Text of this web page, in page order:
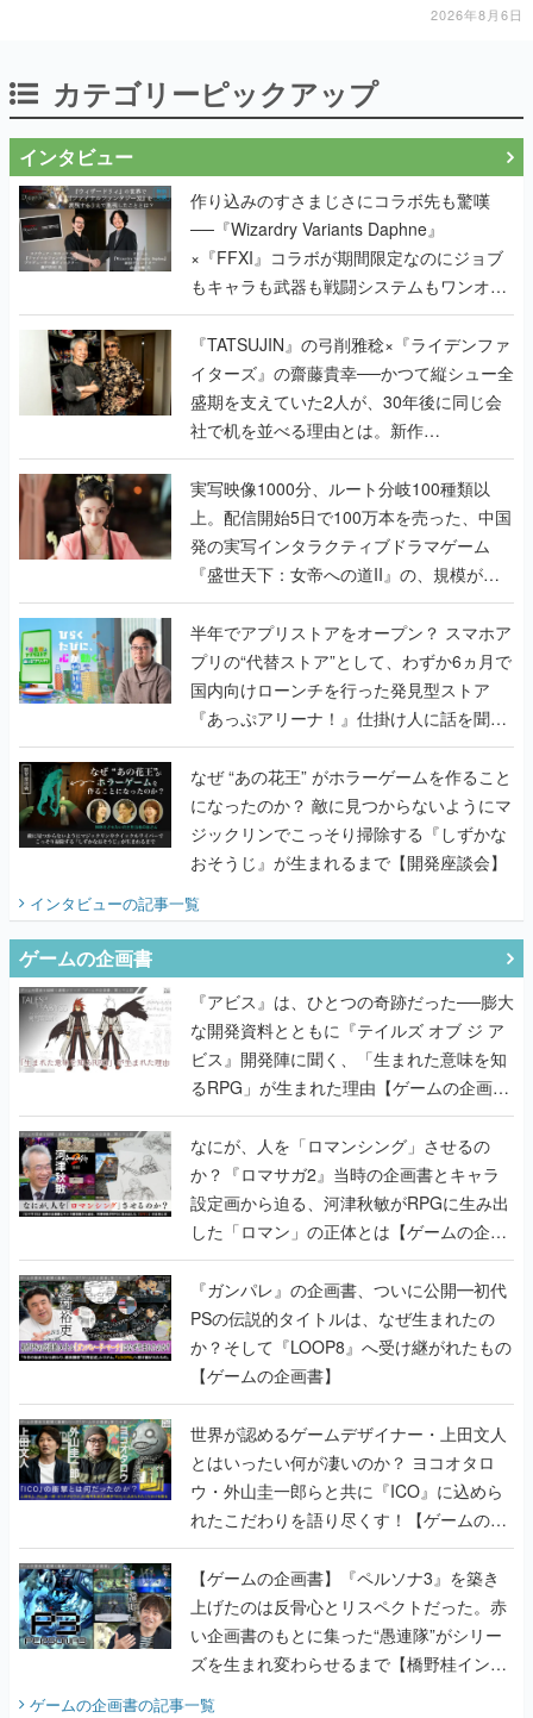
2026年8月6日
カテゴリーピックアップ
インタビュー
作り込みのすさまじさにコラボ先も驚嘆
──『Wizardry Variants Daphne』
×『FFXI』コラボが期間限定なのにジョブ
もキャラも武器も戦闘システムもワンオフ
で作り込まれた理由を両ディレクターに聞
く
『TATSUJIN』の弓削雅稔×『ライデンファ
イターズ』の齋藤貴幸──かつて縦シュー全
盛期を支えていた2人が、30年後に同じ会
社で机を並べる理由とは。新作
『TATSUJIN EXTREME』で初タッグを組
んだレジェンド2人に訊く開発秘話
実写映像1000分、ルート分岐100種類以
上。配信開始5日で100万本を売った、中国
発の実写インタラクティブドラマゲーム
『盛世天下：女帝への道II』の、規模が違
うこだわりをプロデューサーに聞いた
半年でアプリストアをオープン？ スマホア
プリの“代替ストア”として、わずか6ヵ月で
国内向けローンチを行った発見型ストア
『あっぷアリーナ！』仕掛け人に話を聞い
てみた
なぜ “あの花王” がホラーゲームを作ること
になったのか？ 敵に見つからないようにマ
ジックリンでこっそり掃除する『しずかな
おそうじ』が生まれるまで【開発座談会】
インタビューの記事一覧
ゲームの企画書
『アビス』は、ひとつの奇跡だった──膨大
な開発資料とともに『テイルズ オブ ジ ア
ビス』開発陣に聞く、「生まれた意味を知
るRPG」が生まれた理由【ゲームの企画
書】
なにが、人を「ロマンシング」させるの
か？『ロマサガ2』当時の企画書とキャラ
設定画から迫る、河津秋敏がRPGに生み出
した「ロマン」の正体とは【ゲームの企画
書】
『ガンパレ』の企画書、ついに公開━初代
PSの伝説的タイトルは、なぜ生まれたの
か？そして『LOOP8』へ受け継がれたもの
【ゲームの企画書】
世界が認めるゲームデザイナー・上田文人
とはいったい何が凄いのか？ ヨコオタロ
ウ・外山圭一郎らと共に『ICO』に込めら
れたこだわりを語り尽くす！【ゲームの企
画書】
【ゲームの企画書】『ペルソナ3』を築き
上げたのは反骨心とリスペクトだった。赤
い企画書のもとに集った“愚連隊”がシリー
ズを生まれ変わらせるまで【橋野桂インタ
ビュー】
ゲームの企画書の記事一覧